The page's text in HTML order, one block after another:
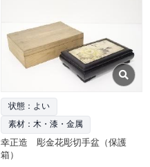
状態：よい
素材：木・漆・金属
幸正造 彫金花彫切手盆（保護
箱）